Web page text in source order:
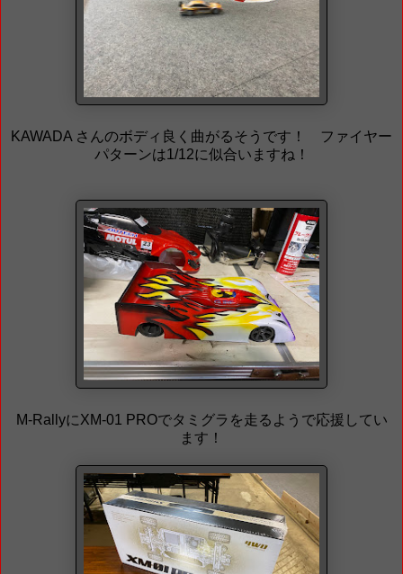
KAWADA さんのボディ良く曲がるそうです！ ファイヤー
パターンは1/12に似合いますね！
M-RallyにXM-01 PROでタミグラを走るようで応援してい
ます！